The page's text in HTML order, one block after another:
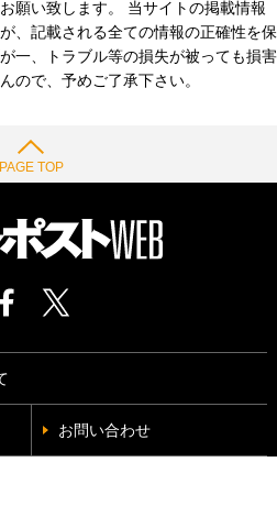
願い致します。 当サイトの掲載情報
、記載される全ての情報の正確性を保
一、トラブル等の損失が被っても損害
ので、予めご了承下さい。
PAGE TOP
お問い合わせ